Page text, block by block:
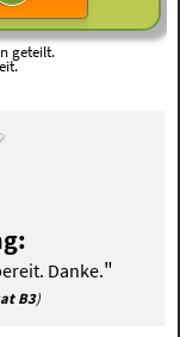
geteilt.
Danke."
B3)